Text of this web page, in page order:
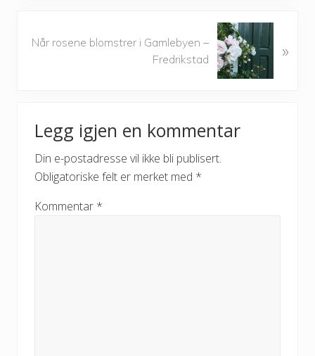
seNår rosene blomstrer i Gamlebyen –
Fredrikstad
»
Interactions
Legg igjen en kommentar
Din e-postadresse vil ikke bli publisert.
Obligatoriske felt er merket med *
Kommentar *